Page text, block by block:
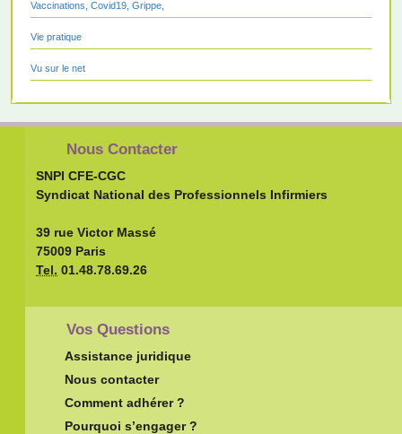
Vaccinations, Covid19, Grippe,
Vie pratique
Vu sur le net
Nous Contacter
SNPI CFE-CGC
Syndicat National des Professionnels Infirmiers
39 rue Victor Massé
75009 Paris
Tel. 01.48.78.69.26
Vos Questions
Assistance juridique
Nous contacter
Comment adhérer ?
Pourquoi s’engager ?